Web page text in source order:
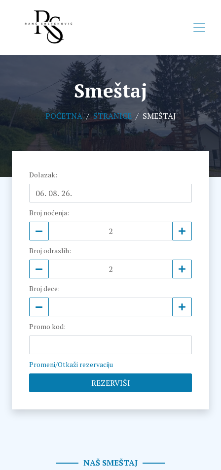
Smeštaj
POČETNA STRANICE SMEŠTAJ
Dolazak:
Broj noćenja:
Broj odraslih:
Broj dece:
Promo kod:
Promeni/Otkaži rezervaciju
REZERVIŠI
NAŠ SMEŠTAJ